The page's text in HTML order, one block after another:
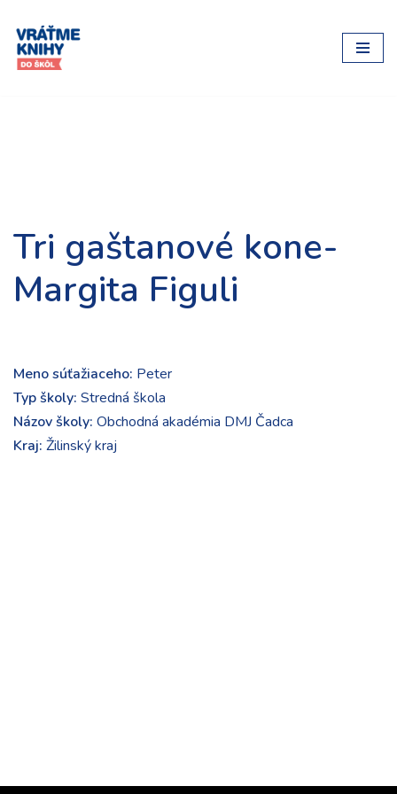
Preskočiť
na
Tri gaštanové kone-
Margita Figuli
Meno súťažiaceho: Peter
Typ školy: Stredná škola
Názov školy: Obchodná akadémia DMJ Čadca
Kraj: Žilinský kraj